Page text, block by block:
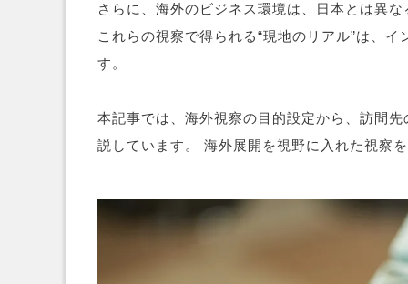
さらに、海外のビジネス環境は、日本とは異
これらの視察で得られる“現地のリアル”は、
す。
本記事では、海外視察の目的設定から、訪問
説しています。 海外展開を視野に入れた視察